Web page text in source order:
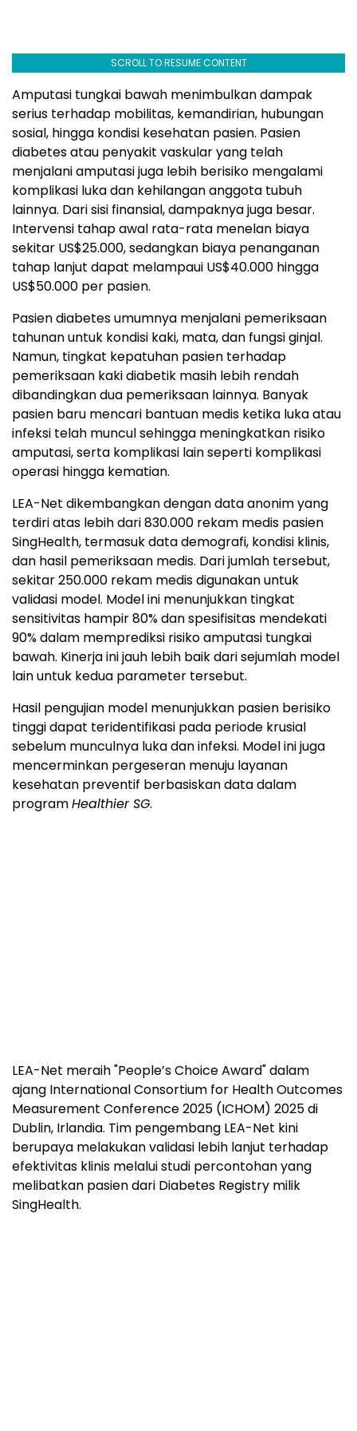
SCROLL TO RESUME CONTENT
Amputasi tungkai bawah menimbulkan dampak
serius terhadap mobilitas, kemandirian, hubungan
sosial, hingga kondisi kesehatan pasien. Pasien
diabetes atau penyakit vaskular yang telah
menjalani amputasi juga lebih berisiko mengalami
komplikasi luka dan kehilangan anggota tubuh
lainnya. Dari sisi finansial, dampaknya juga besar.
Intervensi tahap awal rata-rata menelan biaya
sekitar US$25.000, sedangkan biaya penanganan
tahap lanjut dapat melampaui US$40.000 hingga
US$50.000 per pasien.
Pasien diabetes umumnya menjalani pemeriksaan
tahunan untuk kondisi kaki, mata, dan fungsi ginjal.
Namun, tingkat kepatuhan pasien terhadap
pemeriksaan kaki diabetik masih lebih rendah
dibandingkan dua pemeriksaan lainnya. Banyak
pasien baru mencari bantuan medis ketika luka atau
infeksi telah muncul sehingga meningkatkan risiko
amputasi, serta komplikasi lain seperti komplikasi
operasi hingga kematian.
LEA-Net dikembangkan dengan data anonim yang
terdiri atas lebih dari 830.000 rekam medis pasien
SingHealth, termasuk data demografi, kondisi klinis,
dan hasil pemeriksaan medis. Dari jumlah tersebut,
sekitar 250.000 rekam medis digunakan untuk
validasi model. Model ini menunjukkan tingkat
sensitivitas hampir 80% dan spesifisitas mendekati
90% dalam memprediksi risiko amputasi tungkai
bawah. Kinerja ini jauh lebih baik dari sejumlah model
lain untuk kedua parameter tersebut.
Hasil pengujian model menunjukkan pasien berisiko
tinggi dapat teridentifikasi pada periode krusial
sebelum munculnya luka dan infeksi. Model ini juga
mencerminkan pergeseran menuju layanan
kesehatan preventif berbasiskan data dalam
programHealthier SG.
LEA-Net meraih "People’s Choice Award" dalam
ajang International Consortium for Health Outcomes
Measurement Conference 2025 (ICHOM) 2025 di
Dublin, Irlandia. Tim pengembang LEA-Net kini
berupaya melakukan validasi lebih lanjut terhadap
efektivitas klinis melalui studi percontohan yang
melibatkan pasien dari Diabetes Registry milik
SingHealth.